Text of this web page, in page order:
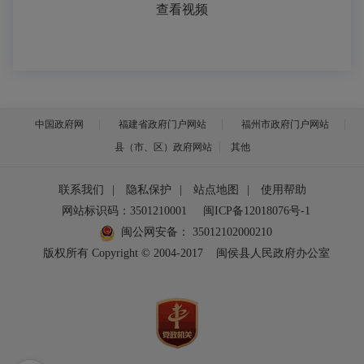
查看视频
中国政府网 福建省政府门户网站
福州市政府门户网站
县（市、区）政府网站
其他
联系我们 隐私保护 站点地图
使用帮助
网站标识码：3501210001
闽ICP备12018076号-1
闽公网安备：
35012102000210
版权所有 Copyright © 2004-2017
闽侯县人民政府办公室